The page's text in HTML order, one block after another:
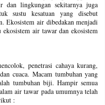
dan lingkungan sekitarnya juga
sustu kesatuan yang disebut
Ekosistem air dibedakan menjadi
ekosistem air tawar dan ekosistem
penetrasi cahaya kurang,
cuaca. Macam tumbuhan yang
tumbuhan biji. Hampir semua
air tawar pada umumnya telah
: